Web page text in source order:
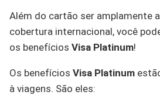
Além do cartão ser amplamente
cobertura internacional, você
os benefícios Visa Platinum!
Os benefícios Visa Platinum
à viagens. São eles: